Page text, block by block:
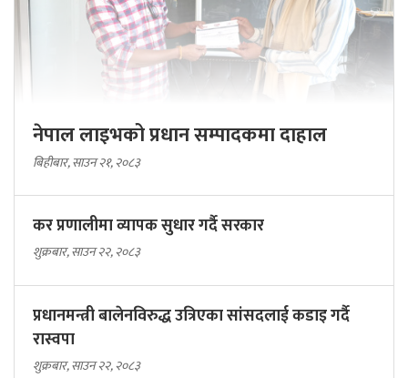
नेपाल लाइभको प्रधान सम्पादकमा दाहाल
बिहीबार, साउन २१, २०८३
कर प्रणालीमा व्यापक सुधार गर्दै सरकार
शुक्रबार, साउन २२, २०८३
प्रधानमन्त्री बालेनविरुद्ध उत्रिएका सांसदलाई कडाइ गर्दै
रास्वपा
शुक्रबार, साउन २२, २०८३